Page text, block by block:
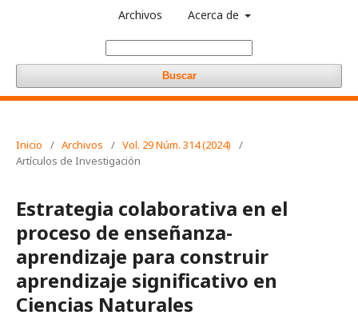
Archivos Acerca de
Buscar
Inicio / Archivos / Vol. 29 Núm. 314 (2024)
/
Artículos de Investigación
Estrategia colaborativa en el
proceso de enseñanza-
aprendizaje para construir
aprendizaje significativo en
Ciencias Naturales